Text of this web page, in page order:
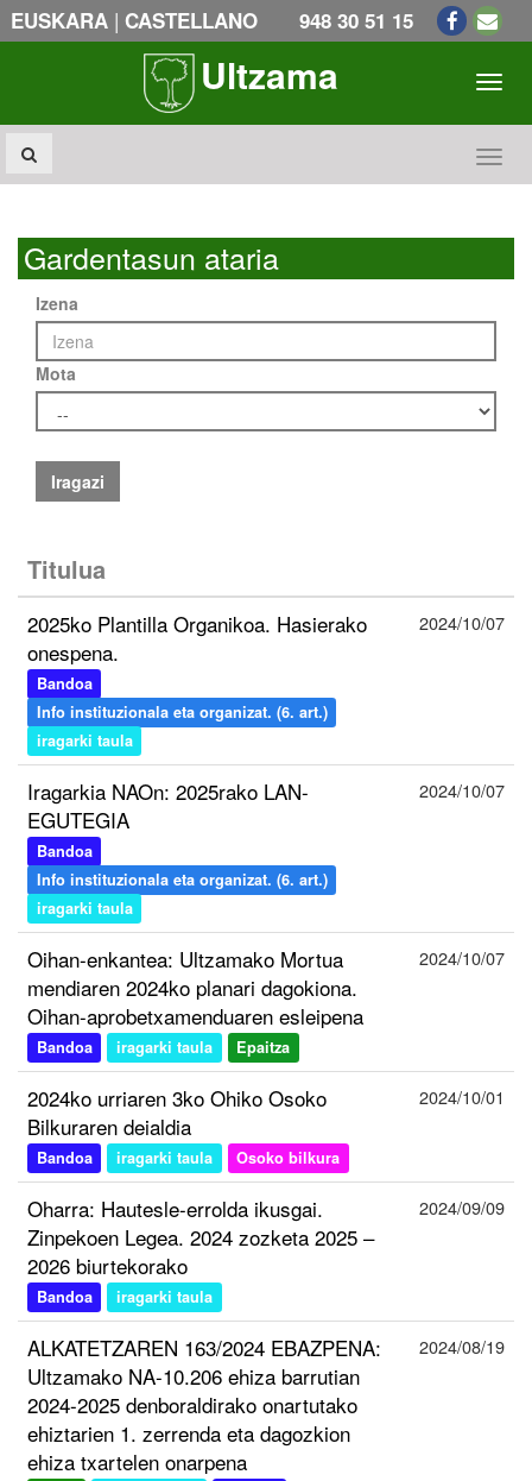
EUSKARA | CASTELLANO 948 30 51 15
Ultzama
Gardentasun ataria
Izena
Mota
Iragazi
Titulua
2025ko Plantilla Organikoa. Hasierako
onespena.
Bandoa
Info instituzionala eta organizat. (6. art.)
iragarki taula
2024/10/07
Iragarkia NAOn: 2025rako LAN-
EGUTEGIA
Bandoa
Info instituzionala eta organizat. (6. art.)
iragarki taula
2024/10/07
Oihan-enkantea: Ultzamako Mortua
mendiaren 2024ko planari dagokiona.
Oihan-aprobetxamenduaren esleipena
Bandoa iragarki taula Epaitza
2024/10/07
2024ko urriaren 3ko Ohiko Osoko
Bilkuraren deialdia
Bandoa iragarki taula Osoko bilkura
2024/10/01
Oharra: Hautesle-errolda ikusgai.
Zinpekoen Legea. 2024 zozketa 2025 –
2026 biurtekorako
Bandoa iragarki taula
2024/09/09
ALKATETZAREN 163/2024 EBAZPENA:
Ultzamako NA-10.206 ehiza barrutian
2024-2025 denboraldirako onartutako
ehiztarien 1. zerrenda eta dagozkion
ehiza txartelen onarpena
2024/08/19